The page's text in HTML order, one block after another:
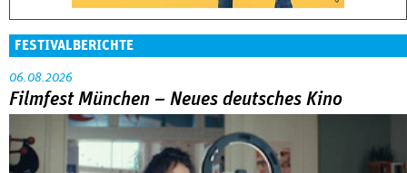
FESTIVALBERICHTE
06.08.2026
Filmfest München – Neues deutsches Kino